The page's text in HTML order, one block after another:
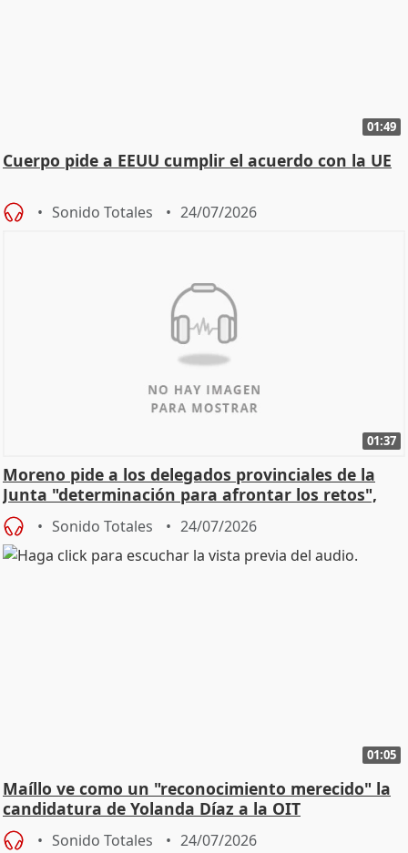
01:49
Cuerpo pide a EEUU cumplir el acuerdo con la UE
Sonido Totales 24/07/2026
01:37
Moreno pide a los delegados provinciales de la
Junta "determinación para afrontar los retos",
diálog
Sonido Totales 24/07/2026
01:05
Maíllo ve como un "reconocimiento merecido" la
candidatura de Yolanda Díaz a la OIT
Sonido Totales 24/07/2026